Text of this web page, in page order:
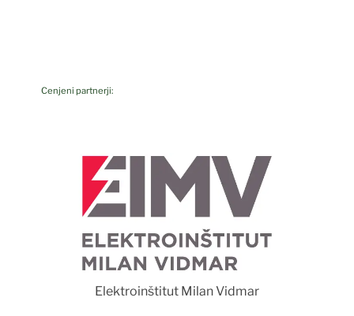
Cenjeni partnerji:
Foto Luka Rudman